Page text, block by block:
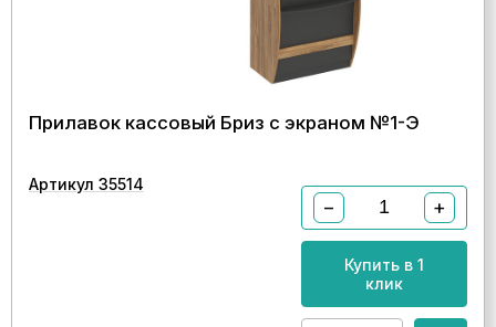
Прилавок кассовый Бриз с экраном №1-Э
Артикул 35514
− +
Купить в 1
клик